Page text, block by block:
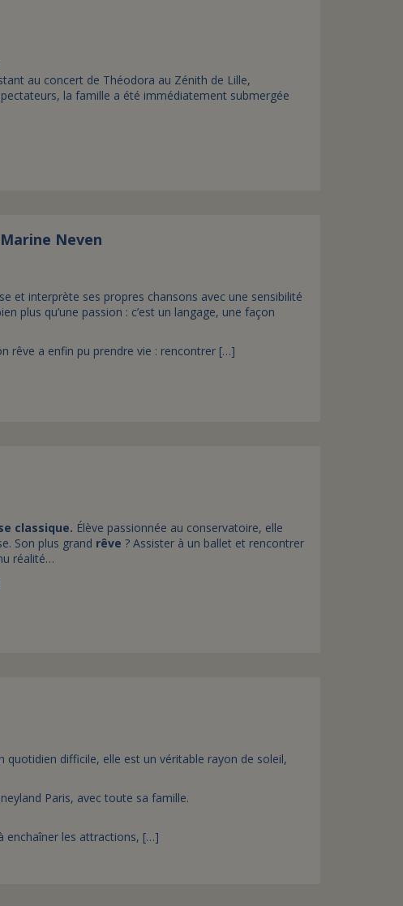
au concert de Théodora au Zénith de Lille,
la famille a été immédiatement submergée
Neven
et interprète ses propres chansons avec une sensibilité
plus qu’une passion : c’est un langage, une façon
rêve a enfin pu prendre vie : rencontrer […]
classique. Élève passionnée au conservatoire, elle
Son plus grand rêve ? Assister à un ballet et rencontrer
réalité…
difficile, elle est un véritable rayon de soleil,
Paris, avec toute sa famille.
enchaîner les attractions, […]